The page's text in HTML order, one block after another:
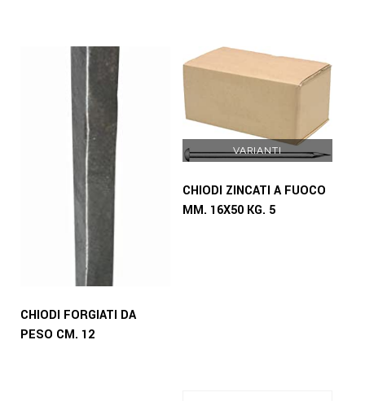
CHIODI FORGIATI DA
PESO CM. 12
VARIANTI
CHIODI ZINCATI A FUOCO
MM. 16X50 KG. 5